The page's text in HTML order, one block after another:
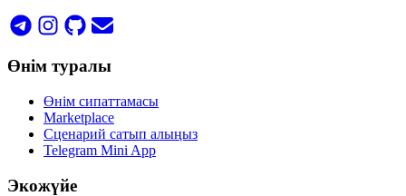
Өнім туралы
Өнім сипаттамасы
Marketplace
Сценарий сатып алыңыз
Telegram Mini App
Экожүйе